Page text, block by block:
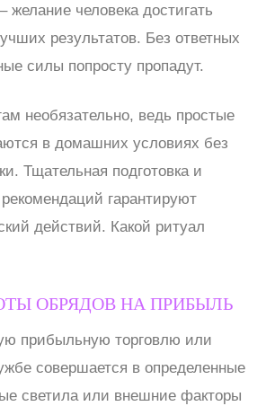
желание человека достигать
результатов. Без ответных
силы попросту пропадут.
необязательно, ведь простые
в домашних условиях без
Тщательная подготовка и
гарантируют
действий. Какой ритуал
ОБРЯДОВ НА ПРИБЫЛЬ
прибыльную торговлю или
совершается в определенные
светила или внешние факторы